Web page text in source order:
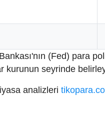
(Fed) para
kurunun seyrinde
analizleri